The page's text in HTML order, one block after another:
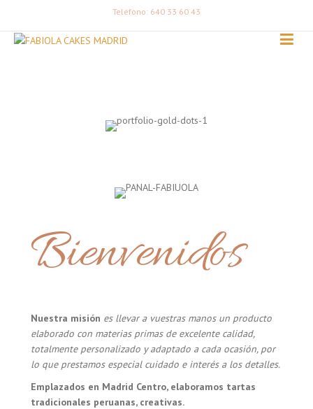
Teléfono: 640 33 60 43
Bienvenidos
Nuestra misión es llevar a vuestras manos un producto
elaborado con materias primas de excelente calidad,
totalmente personalizado y adaptado a cada ocasión, por
lo que prestamos especial cuidado e interés a los detalles.
Emplazados en Madrid Centro, elaboramos tartas
tradicionales peruanas, creativas.